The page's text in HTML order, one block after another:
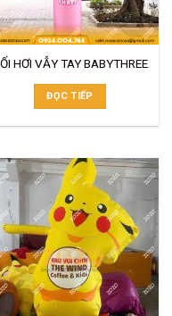
HƠI VẪY TAY BABYTHREE
ĐỌC TIẾP